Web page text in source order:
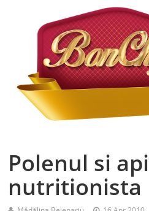
Polenul si
nutritionista